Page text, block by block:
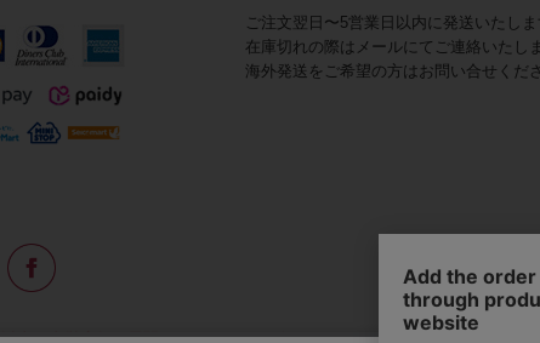
ご注文翌日〜5営業日以内に発送いたしま
在庫切れの際はメールにてご連絡いたしま
海外発送をご希望の方はお問い合せくださ
上の直営店舗を展開するABISTE(アビステ)は、